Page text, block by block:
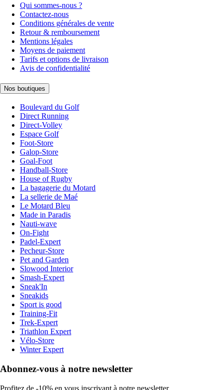
Qui sommes-nous ?
Contactez-nous
Conditions générales de vente
Retour & remboursement
Mentions légales
Moyens de paiement
Tarifs et options de livraison
Avis de confidentialité
Nos boutiques
Boulevard du Golf
Direct Running
Direct-Volley
Espace Golf
Foot-Store
Galop-Store
Goal-Foot
Handball-Store
House of Rugby
La bagagerie du Motard
La sellerie de Maé
Le Motard Bleu
Made in Paradis
Nauti-wave
On-Fight
Padel-Expert
Pecheur-Store
Pet and Garden
Slowood Interior
Smash-Expert
Sneak'In
Sneakids
Sport is good
Training-Fit
Trek-Expert
Triathlon Expert
Vélo-Store
Winter Expert
Abonnez-vous à notre newsletter
Profitez de -10% en vous inscrivant à notre newsletter